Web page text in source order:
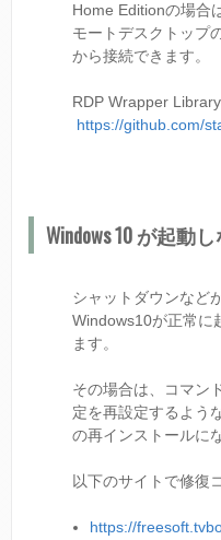
Home Editionの場合
モートデスクトップ
から接続できます。
RDP Wrapper Library
https://github.com/
Windows 10 が起動
シャットダウンなど
Windows10が正常に
ます。
その場合は、コマン
定を再設定するよう
の再インストールに
以下のサイトで修復
https://